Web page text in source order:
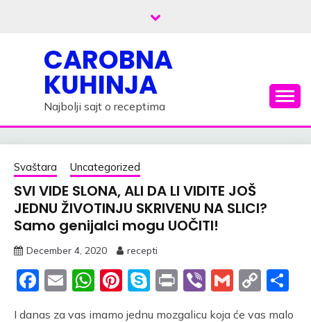
CAROBNA
KUHINJA
Najbolji sajt o receptima
Svaštara Uncategorized
SVI VIDE SLONA, ALI DA LI VIDITE JOŠ
JEDNU ŽIVOTINJU SKRIVENU NA SLICI?
Samo genijalci mogu UOČITI!
December 4, 2020 recepti
Facebook
EmailWhatsApp
Pinterest
Skype
PrintViberGmail
Link
I danas za vas imamo jednu mozgalicu koja će vas malo